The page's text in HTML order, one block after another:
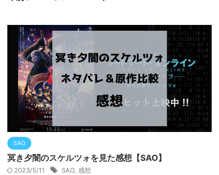
SAO
冥き夕闇のスケルツォを見た感想【SAO】
2023/5/11 SAO, 感想